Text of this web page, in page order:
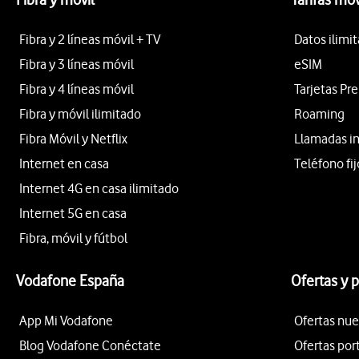
Fibra y 2 líneas móvil + TV
Fibra y 3 líneas móvil
Fibra y 4 líneas móvil
Fibra y móvil ilimitado
Fibra Móvil y Netflix
Internet en casa
Internet 4G en casa ilimitado
Internet 5G en casa
Fibra, móvil y fútbol
Datos
eSIM
Tarjetas
Roaming
Llamadas
Teléfono
Vodafone España
App Mi Vodafone
Blog Vodafone Conéctate
Ofertas y
Ofertas
Ofertas